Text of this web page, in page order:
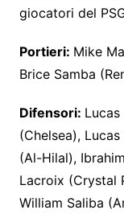
giocatori del
Portieri: Mike
Brice Samba
Difensori:
(Chelsea),
(Al-Hilal),
Lacroix (Crystal
William Saliba